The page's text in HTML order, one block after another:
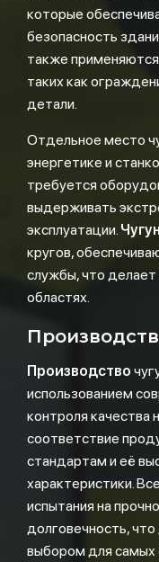
которые
безопасность
также
таких как
детали.
Отдельное место
энергетике и
требуется
выдерживать
эксплуатации.
кругов,
службы, что
областях.
Производство
использованием
контроля качества
соответствие
стандартам и её
характеристики.
испытания на
долговечность,
выбором для самых